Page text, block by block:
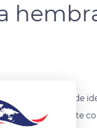
muy fácil de
luce su